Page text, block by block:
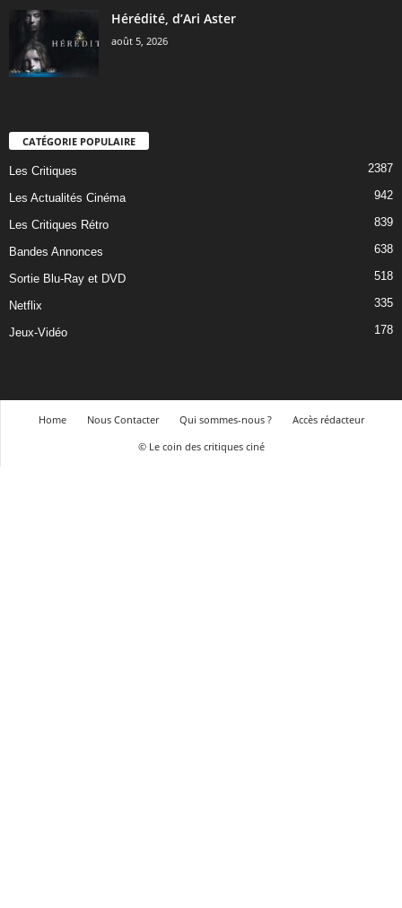
Hérédité, d’Ari Aster
août 5, 2026
CATÉGORIE POPULAIRE
Les Critiques 2387
Les Actualités Cinéma 942
Les Critiques Rétro 839
Bandes Annonces 638
Sortie Blu-Ray et DVD 518
Netflix 335
Jeux-Vidéo 178
Home Nous Contacter Qui sommes-nous ?
Accès rédacteur
© Le coin des critiques ciné